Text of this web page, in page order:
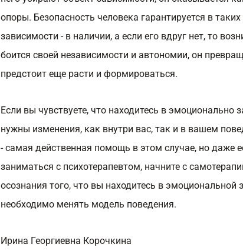
опоры. Безопасность человека гарантируется в
зависимости - в наличии, а если его вдруг нет, то
боится своей независимости и автономии, он
предстоит еще расти и формироваться.
Если вы чувствуете, что находитесь в эмоционально
нужны изменения, как внутри вас, так и в вашем
- самая действенная помощь в этом случае, но даже
заниматься с психотерапевтом, начните с
осознания того, что вы находитесь в эмоциональной
необходимо менять модель поведения.
Ирина Георгиевна Корочкина